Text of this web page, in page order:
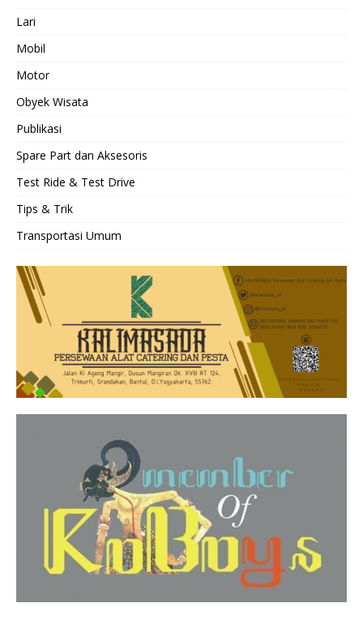
Lari
Mobil
Motor
Obyek Wisata
Publikasi
Spare Part dan Aksesoris
Test Ride & Test Drive
Tips & Trik
Transportasi Umum